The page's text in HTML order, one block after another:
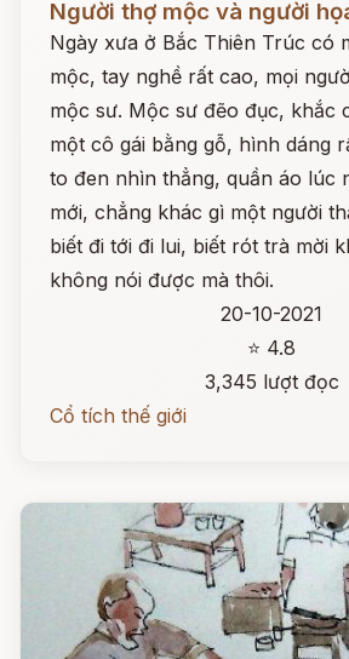
Người thợ mộc và người
Ngày xưa ở Bắc Thiên Trúc có
mộc, tay nghề rất cao, mọi
mộc sư. Mộc sư đẽo đục, khắc
một cô gái bằng gỗ, hình dáng
to đen nhìn thẳng, quần áo lúc
mới, chẳng khác gì một người
biết đi tới đi lui, biết rót trà mời
không nói được mà thôi.
20-10-2021
⭐ 4.8
3,345 lượt đọc
Cổ tích thế giới